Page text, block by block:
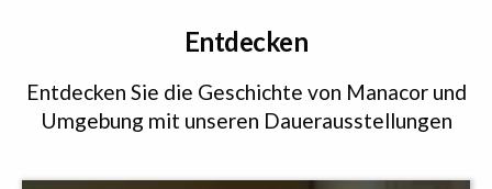
Entdecken
Entdecken Sie die Geschichte von Manacor und
Umgebung mit unseren Dauerausstellungen